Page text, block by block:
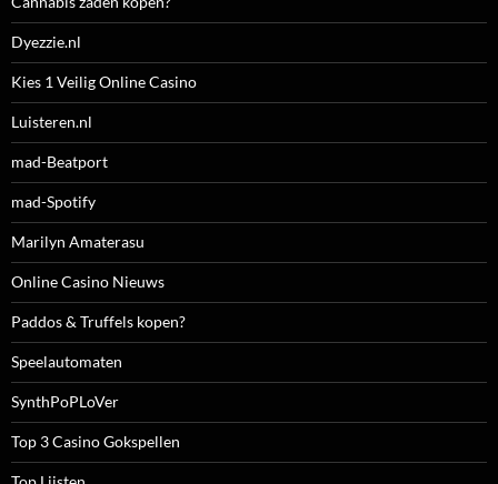
Dyezzie.nl
Kies 1 Veilig Online Casino
Luisteren.nl
mad-Beatport
mad-Spotify
Marilyn Amaterasu
Online Casino Nieuws
Paddos & Truffels kopen?
Speelautomaten
SynthPoPLoVer
Top 3 Casino Gokspellen